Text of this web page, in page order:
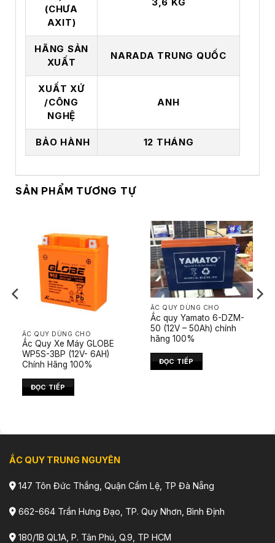
(CHƯA
AXIT)
HÃNG SẢN
XUẤT
NARADA TRUNG QUỐC
XUẤT XỨ
/CÔNG
NGHỆ
ANH
BẢO HÀNH 12 THÁNG
SẢN PHẨM TƯƠNG TỰ
ẮC QUY DÙNG CHO
Ắc Quy Xe Máy GLOBE
WP5S-3BP (12V- 6AH)
Chính Hãng 100%
ĐỌC TIẾP
ẮC QUY DÙNG CHO
Ắc quy Yamato 6-DZM-
50 (12V – 50Ah) chính
hãng 100%
ĐỌC TIẾP
ẮC QUY TRUNG NGUYÊN
147 Tôn Đức Thắng, Quận Cẩm Lệ, TP Đà Nẵng
662-664 Trần Hưng Đạo, TP. Quy Nhơn, Bình Định
180/1B QL1A, P. Tân Phú, Q.9, TP HCM